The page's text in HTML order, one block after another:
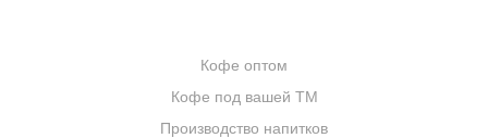
Кофе оптом
Кофе под вашей ТМ
Производство напитков